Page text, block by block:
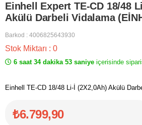
Einhell Expert TE-CD 18/48
Akülü Darbeli Vidalama
Barkod : 4006825643930
Stok Miktarı : 0
6 saat 34 dakika 53 saniye içerisinde
Einhell TE-CD 18/48 Li-İ (2X2,0Ah) Akülü
₺6.799,90